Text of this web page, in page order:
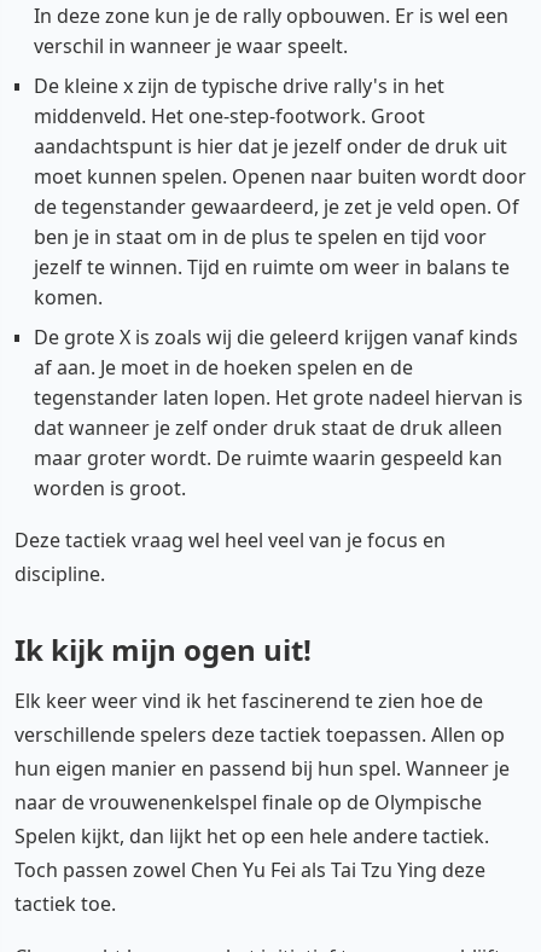
In deze zone kun je de rally opbouwen. Er is wel een
verschil in wanneer je waar speelt.
De kleine x zijn de typische drive rally's in het
middenveld. Het one-step-footwork. Groot
aandachtspunt is hier dat je jezelf onder de druk uit
moet kunnen spelen. Openen naar buiten wordt door
de tegenstander gewaardeerd, je zet je veld open. Of
ben je in staat om in de plus te spelen en tijd voor
jezelf te winnen. Tijd en ruimte om weer in balans te
komen.
De grote X is zoals wij die geleerd krijgen vanaf kinds
af aan. Je moet in de hoeken spelen en de
tegenstander laten lopen. Het grote nadeel hiervan is
dat wanneer je zelf onder druk staat de druk alleen
maar groter wordt. De ruimte waarin gespeeld kan
worden is groot.
Deze tactiek vraag wel heel veel van je focus en
discipline.
Ik kijk mijn ogen uit!
Elk keer weer vind ik het fascinerend te zien hoe de
verschillende spelers deze tactiek toepassen. Allen op
hun eigen manier en passend bij hun spel. Wanneer je
naar de vrouwenenkelspel finale op de Olympische
Spelen kijkt, dan lijkt het op een hele andere tactiek.
Toch passen zowel Chen Yu Fei als Tai Tzu Ying deze
tactiek toe.